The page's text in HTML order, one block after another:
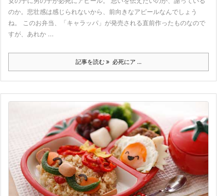
のか。悲壮感は感じられないから、前向きなアピールなんでしょう
ね。 このお弁当、「キャラッパ」が発売される直前作ったものなので
すが、あれか ...
記事を読む 必死にア ...